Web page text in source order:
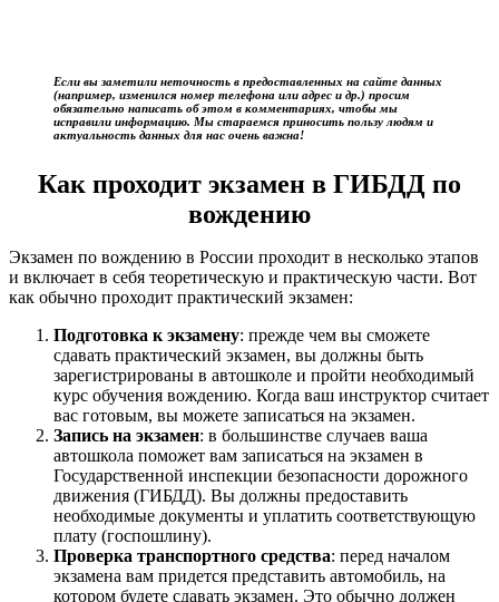
Если вы заметили неточность в предоставленных на сайте данных
(например, изменился номер телефона или адрес и др.) просим
обязательно написать об этом в комментариях, чтобы мы
исправили информацию. Мы стараемся приносить пользу людям и
актуальность данных для нас очень важна!
Как проходит экзамен в ГИБДД по
вождению
Экзамен по вождению в России проходит в несколько этапов
и включает в себя теоретическую и практическую части. Вот
как обычно проходит практический экзамен:
Подготовка к экзамену: прежде чем вы сможете
сдавать практический экзамен, вы должны быть
зарегистрированы в автошколе и пройти необходимый
курс обучения вождению. Когда ваш инструктор считает
вас готовым, вы можете записаться на экзамен.
Запись на экзамен: в большинстве случаев ваша
автошкола поможет вам записаться на экзамен в
Государственной инспекции безопасности дорожного
движения (ГИБДД). Вы должны предоставить
необходимые документы и уплатить соответствующую
плату (госпошлину).
Проверка транспортного средства: перед началом
экзамена вам придется представить автомобиль, на
котором будете сдавать экзамен. Это обычно должен